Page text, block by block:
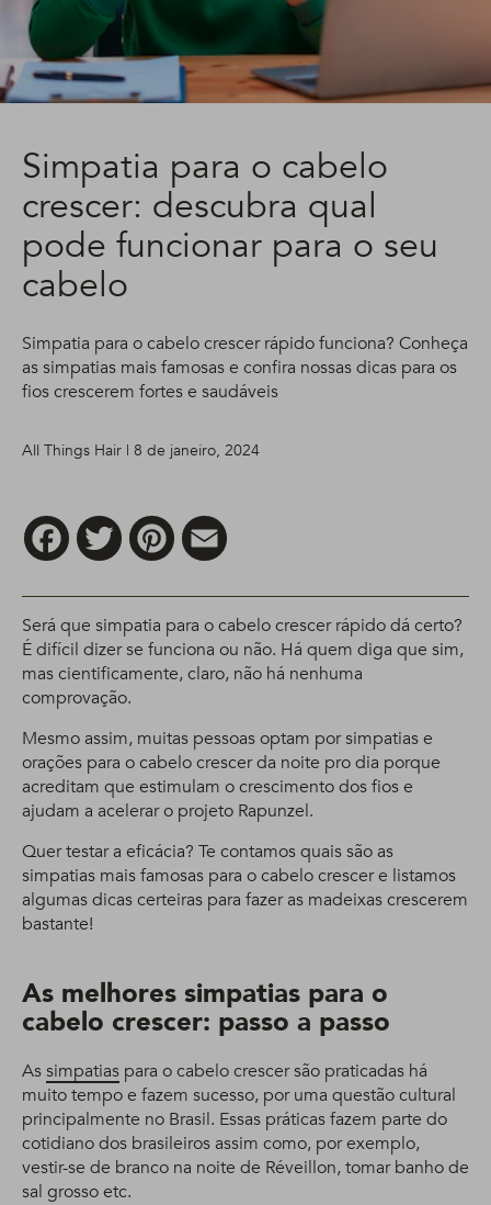
Simpatia para o cabelo
crescer: descubra qual
pode funcionar para o seu
cabelo
Simpatia para o cabelo crescer rápido funciona? Conheça
as simpatias mais famosas e confira nossas dicas para os
fios crescerem fortes e saudáveis
All Things Hair | 8 de janeiro, 2024
FacebookTwitter Pinterest
Será que simpatia para o cabelo crescer rápido dá certo?
É difícil dizer se funciona ou não. Há quem diga que sim,
mas cientificamente, claro, não há nenhuma
comprovação.
Mesmo assim, muitas pessoas optam por simpatias e
orações para o cabelo crescer da noite pro dia porque
acreditam que estimulam o crescimento dos fios e
ajudam a acelerar o projeto Rapunzel.
Quer testar a eficácia? Te contamos quais são as
simpatias mais famosas para o cabelo crescer e listamos
algumas dicas certeiras para fazer as madeixas crescerem
bastante!
As melhores simpatias para o
cabelo crescer: passo a passo
Assimpatias para o cabelo crescer são praticadas há
muito tempo e fazem sucesso, por uma questão cultural
principalmente no Brasil. Essas práticas fazem parte do
cotidiano dos brasileiros assim como, por exemplo,
vestir-se de branco na noite de Réveillon, tomar banho de
sal grosso etc.